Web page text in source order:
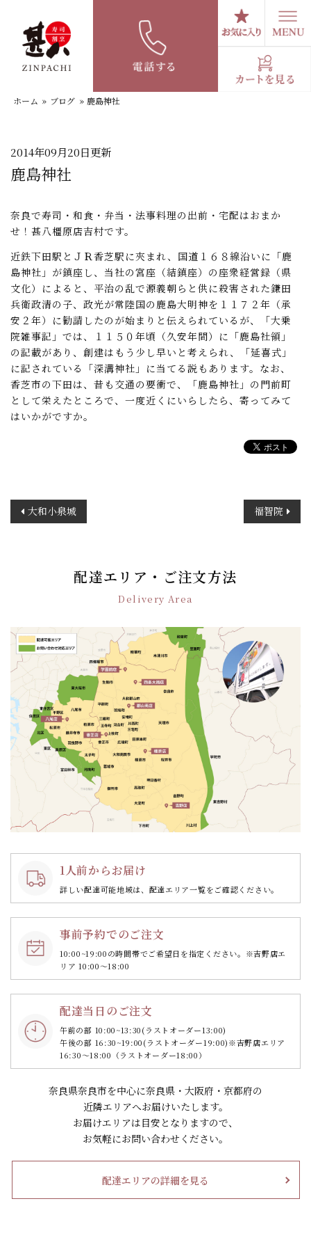
スタッフブログ
ホーム » ブログ » 鹿島神社
2014年09月20日更新
鹿島神社
奈良で寿司・和食・弁当・法事料理の出前・宅配はおまか
せ！甚八橿原店吉村です。
近鉄下田駅とＪＲ香芝駅に夾まれ、国道１６８線沿いに「鹿
島神社」が鎮座し、当社の宮座（結鎮座）の座衆経営録（県
文化）によると、平治の乱で源義朝らと供に殺害された鎌田
兵衛政清の子、政光が常陸国の鹿島大明神を１１７２年（承
安２年）に勧請したのが始まりと伝えられているが、「大乗
院雑事記」では、１１５０年頃（久安年間）に「鹿島社領」
の記載があり、創建はもう少し早いと考えられ、「延喜式」
に記されている「深溝神社」に当てる説もあります。なお、
香芝市の下田は、昔も交通の要衝で、「鹿島神社」の門前町
として栄えたところで、一度近くにいらしたら、寄ってみて
はいかがですか。
稿
ン
大和小泉城 福智院
配達エリア・ご注文方法
Delivery Area
1人前からお届け
詳しい配達可能地域は、配達エリア一覧をご確認ください。
事前予約でのご注文
10:00~19:00の時間帯でご希望日を指定ください。 ※吉野店エ
リア 10:00～18:00
配達当日のご注文
午前の部 10:00~13:30(ラストオーダー13:00)
午後の部 16:30~19:00(ラストオーダー19:00)※吉野店エリア
16:30～18:00（ラストオーダー18:00）
奈良県奈良市を中心に奈良県・大阪府・京都府の
近隣エリアへお届けいたします。
お届けエリアは目安となりますので、
お気軽にお問い合わせください。
配達エリアの詳細を見る